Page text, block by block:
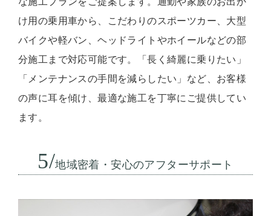
け用の乗用車から、こだわりのスポーツカー、大型
バイクや軽バン、ヘッドライトやホイールなどの部
分施工まで対応可能です。「長く綺麗に乗りたい」
「メンテナンスの手間を減らしたい」など、お客様
の声に耳を傾け、最適な施工を丁寧にご提供してい
ます。
5/地域密着・安心のアフターサポート